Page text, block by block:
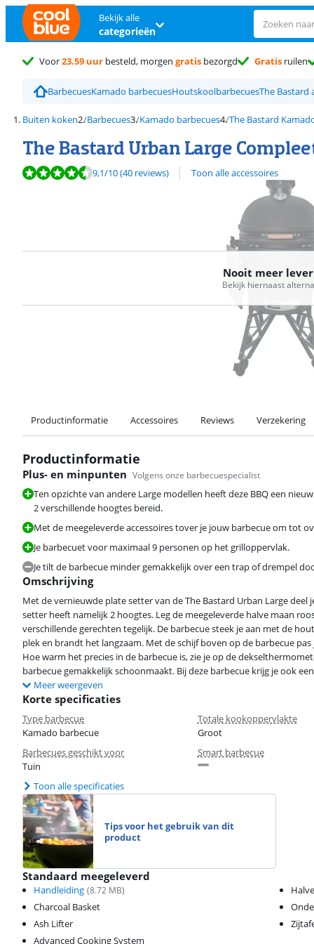
Bekijk alle
categorieën
Voor23.59 uur besteld, morgen gratis bezorgd Gratis ruilen
BarbecuesKamado barbecuesHoutskoolbarbecuesThe Bastard
Buiten koken Barbecues Kamado barbecues The Bastard
The Bastard Urban Large
Beoordeling is 9,1 van de 10, gebaseerd op 40 reviews.
9,1/10(40 reviews) Toon alle accessoires
Nooit meer
Bekijk hiernaast
Productinformatie Accessoires Reviews Verzekering
Productinformatie
Plus- en minpunten Volgens onze barbecuespecialist
Ten opzichte van andere Large modellen heeft deze BBQ een
2 verschillende hoogtes bereid.
Met de meegeleverde accessoires tover je jouw barbecue om tot
Je barbecuet voor maximaal 9 personen op het grilloppervlak.
Je tilt de barbecue minder gemakkelijk over een trap of drempel
Omschrijving
Met de vernieuwde plate setter van de The Bastard Urban Large
setter heeft namelijk 2 hoogtes. Leg de meegeleverde halve maan
verschillende gerechten tegelijk. De barbecue steek je aan met de
plek en brandt het langzaam. Met de schijf boven op de barbecue
Hoe warm het precies in de barbecue is, zie je op de
barbecue gemakkelijk schoonmaakt. Bij deze barbecue krijg je ook
Meer weergeven
Korte specificaties
Type barbecue
Kamado barbecue
Totale kookoppervlakte
Groot
Barbecues geschikt voor
Tuin
Smart barbecue
Toon alle specificaties
Tips voor het gebruik van dit
product
Standaard meegeleverd
Handleiding (8.72 MB)
Charcoal Basket
Ash Lifter
Advanced Cooking System